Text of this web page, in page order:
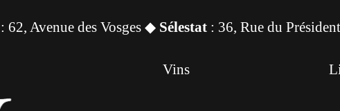
: 62, Avenue des Vosges ◆ Sélestat : 36, Rue du
Vins